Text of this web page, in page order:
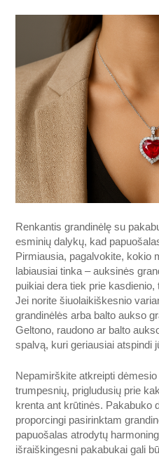
Renkantis grandinėlę su
esminių dalykų, kad
Pirmiausia, pagalvokite, kokio
labiausiai tinka – auksinės
puikiai dera tiek prie
Jei norite šiuolaikiškesnio
grandinėlės arba balto aukso
Geltono, raudono ar balto
spalvą, kuri geriausiai atspindi
Nepamirškite atkreipti
trumpesnių, prigludusių prie
krenta ant krūtinės. Pakabuko
proporcingi pasirinktam
papuošalas atrodytų
išraiškingesni pakabukai gali